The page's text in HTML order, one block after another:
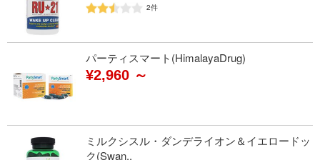
2件
パーティスマート(HimalayaDrug)
¥2,960 ～
ミルクシスル・ダンデライオン＆イエロードッ
ク(Swan..